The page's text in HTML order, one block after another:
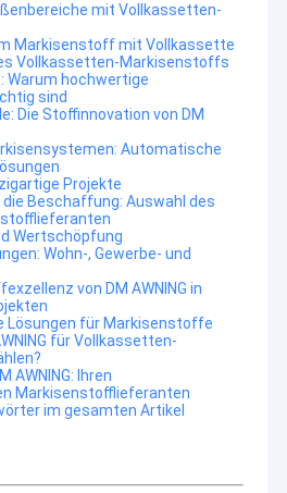
mit Vollkassetten-
Markisenstoff mit Vollkassette
Vollkassetten-Markisenstoffs
Warum hochwertige
sind
Die Stoffinnovation von DM
Automatische
Projekte
Beschaffung: Auswahl des
Wertschöpfung
Wohn-, Gewerbe- und
von DM AWNING in
Lösungen für Markisenstoffe
für Vollkassetten-
AWNING: Ihren
Markisenstofflieferanten
im gesamten Artikel